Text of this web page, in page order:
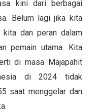
kini dari berbagai
Belum lagi jika kita
kita dan peran dalam
pemain utama. Kita
di masa Majapahit
di 2024 tidak
saat menggelar dan